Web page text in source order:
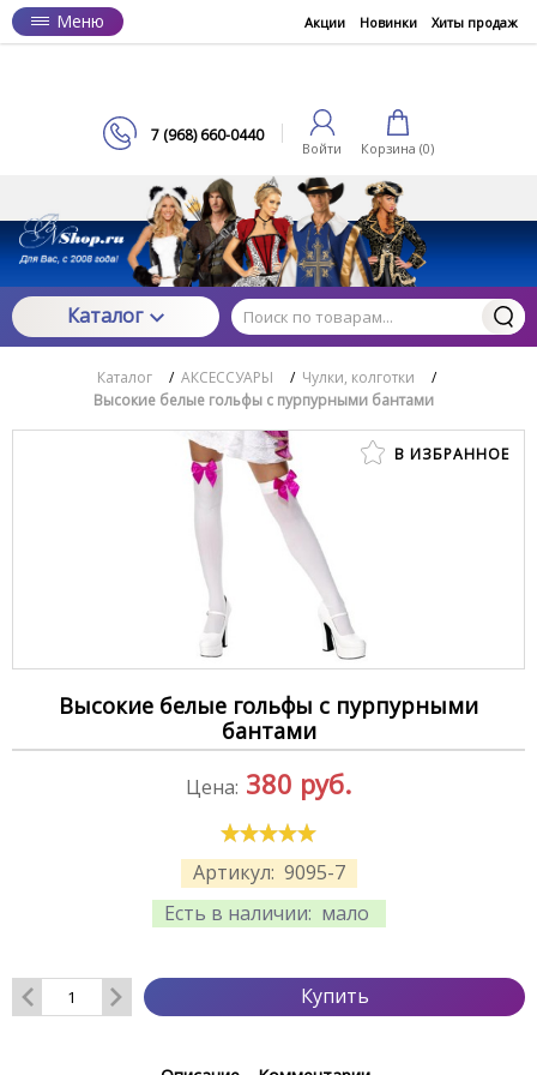
Меню Акции Новинки Хиты продаж
7 (968) 660-0440
Войти Корзина (0)
Каталог
Каталог / АКСЕССУАРЫ / Чулки, колготки
/
Высокие белые гольфы с пурпурными бантами
В ИЗБРАННОЕ
Высокие белые гольфы с пурпурными
бантами
Артикул: 9095-7
Есть в наличии: мало
Цена: 380 руб.
Купить